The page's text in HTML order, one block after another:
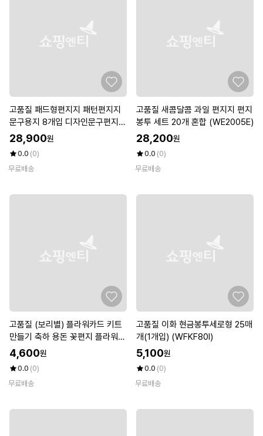
고품질 패드형편지지 패턴편지지
문구용지 8개입 디자인문구편지지
(WFKDFZK)
28,900원
0.0 (0)
무료배송
고품질 새콤달콤 과일 편지지 편지
봉투 세트 20개 혼합 (WE2005E)
28,200원
0.0 (0)
무료배송
고품질 (보리별) 플라워카드 키트
만들기 축하 용돈 꽃편지 플라워카
드 (WE52F13)
4,600원
0.0 (0)
무료배송
고품질 이화 현금봉투세로형 25매
개(1개입) (WFKF80I)
5,100원
0.0 (0)
무료배송